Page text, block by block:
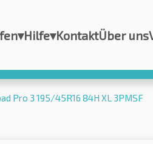
▾Hilfe▾KontaktÜber uns
Pro 3 195/45R16 84H XL 3PMSF